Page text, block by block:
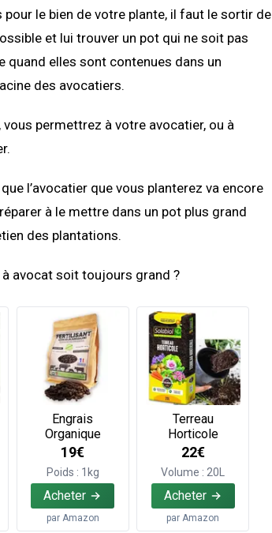
le bien de votre plante, il faut le sortir de
et lui trouver un pot qui ne soit pas
elles sont contenues dans un
des avocatiers.
permettrez à votre avocatier, ou à
l’avocatier que vous planterez va encore
à le mettre dans un pot plus grand
des plantations.
avocat soit toujours grand ?
Engrais
Organique
19€
Poids : 1kg
Acheter
par Amazon
Terreau
Horticole
22€
Volume : 20L
Acheter
parAmazon